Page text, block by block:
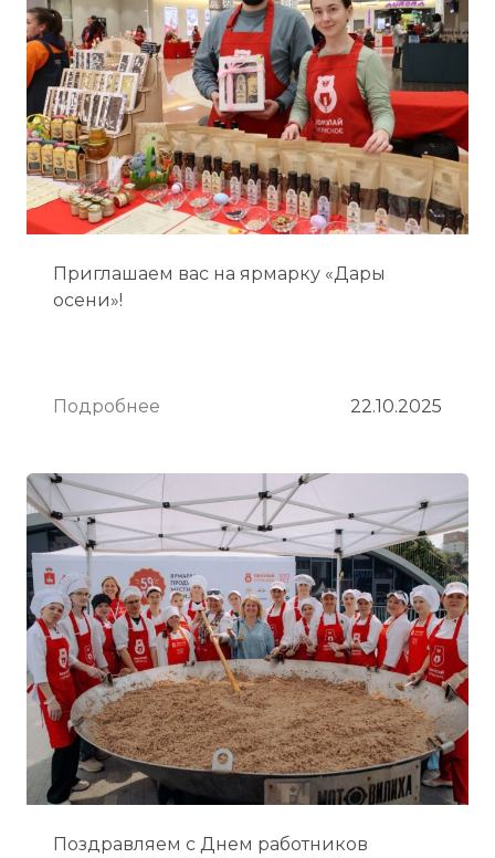
Приглашаем вас на ярмарку «Дары
осени»!
Подробнее 22.10.2025
Поздравляем с Днем работников